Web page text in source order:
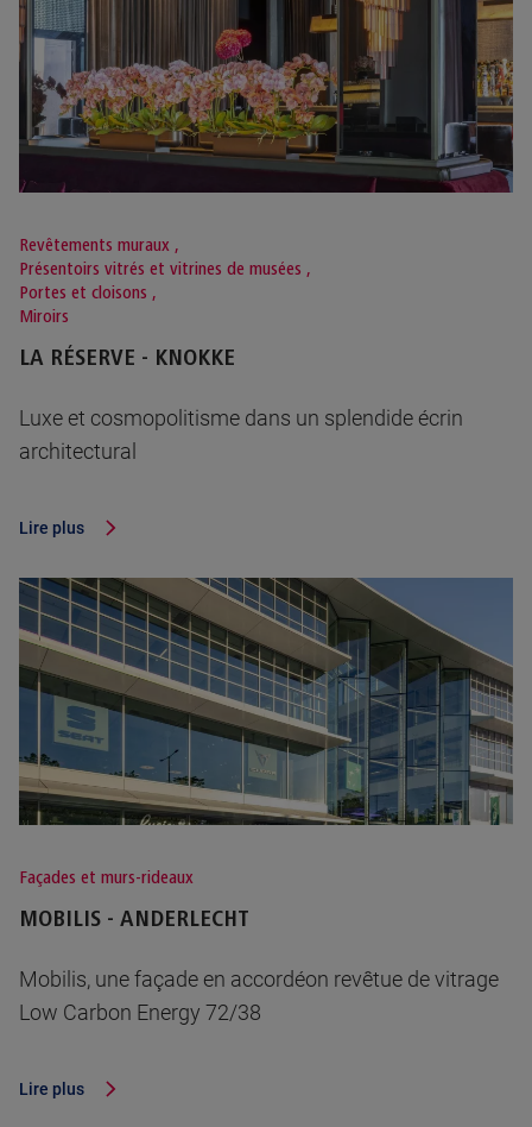
Revêtements muraux ,
Présentoirs vitrés et vitrines de musées ,
Portes et cloisons ,
Miroirs
LA RÉSERVE - KNOKKE
Luxe et cosmopolitisme dans un splendide écrin
architectural
Lire plus
Façades et murs-rideaux
MOBILIS - ANDERLECHT
Mobilis, une façade en accordéon revêtue de vitrage
Low Carbon Energy 72/38
Lire plus